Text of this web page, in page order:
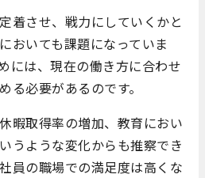
着させ、戦力にしていくかと
おいても課題になっていま
には、現在の働き方に合わせ
る必要があるのです。
暇取得率の増加、教育におい
うような変化からも推察でき
員の職場での満足度は高くな